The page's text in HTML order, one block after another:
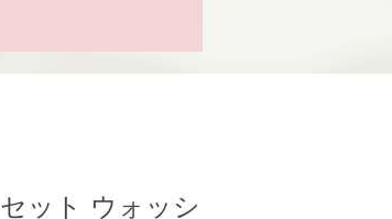
ット ウォッシ